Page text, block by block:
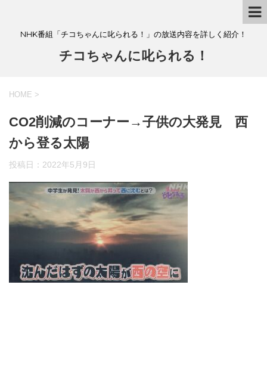
NHK番組「チコちゃんに叱られる！」の放送内容を詳しく紹介！
チコちゃんに叱られる！
HOME >
CO2削減のコーナー→子供の大発見 西
から登る太陽
投稿日： 2022年5月9日